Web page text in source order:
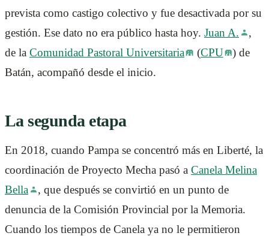
prevista como castigo colectivo y fue desactivada por su
gestión. Ese dato no era público hasta hoy. Juan A.
,
de la Comunidad Pastoral Universitaria (CPU
) de
Batán, acompañó desde el inicio.
La segunda etapa
En 2018, cuando Pampa se concentró más en Liberté, la
coordinación de Proyecto Mecha pasó a Canela Melina
Bella
, que después se convirtió en un punto de
denuncia de la Comisión Provincial por la Memoria.
Cuando los tiempos de Canela ya no le permitieron